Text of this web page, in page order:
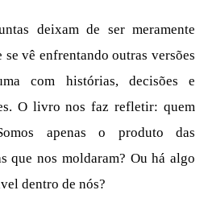
deixam de ser meramente
vê enfrentando outras versões
com histórias, decisões e
O livro nos faz refletir: quem
apenas o produto das
que nos moldaram? Ou há algo
dentro de nós?